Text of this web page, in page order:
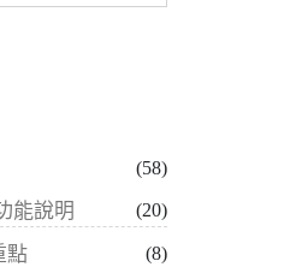
(58)
能說明 (20)
點 (8)